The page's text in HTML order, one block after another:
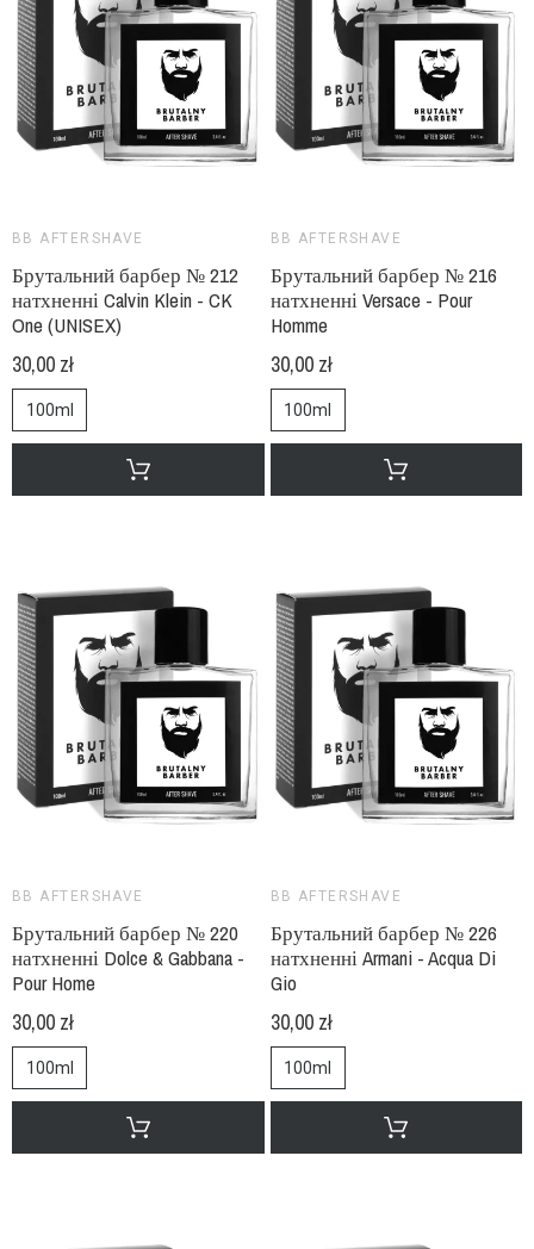
BB AFTERSHAVE
Брутальний барбер № 212
натхненні Calvin Klein - CK
One (UNISEX)
30,00 zł
100ml
BB AFTERSHAVE
Брутальний барбер № 216
натхненні Versace - Pour
Homme
30,00 zł
100ml
BB AFTERSHAVE
Брутальний барбер № 220
натхненні Dolce & Gabbana -
Pour Home
30,00 zł
100ml
BB AFTERSHAVE
Брутальний барбер № 226
натхненні Armani - Acqua Di
Gio
30,00 zł
100ml